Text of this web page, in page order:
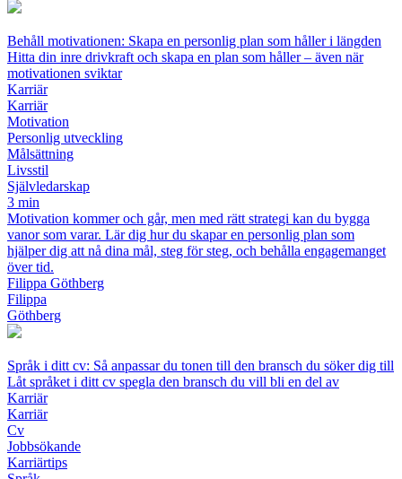
Behåll motivationen: Skapa en personlig plan som håller i längden
Hitta din inre drivkraft och skapa en plan som håller – även när
motivationen sviktar
Karriär
Karriär
Motivation
Personlig utveckling
Målsättning
Livsstil
Självledarskap
3 min
Motivation kommer och går, men med rätt strategi kan du bygga
vanor som varar. Lär dig hur du skapar en personlig plan som
hjälper dig att nå dina mål, steg för steg, och behålla engagemanget
över tid.
Filippa Göthberg
Filippa
Göthberg
Språk i ditt cv: Så anpassar du tonen till den bransch du söker dig till
Låt språket i ditt cv spegla den bransch du vill bli en del av
Karriär
Karriär
Cv
Jobbsökande
Karriärtips